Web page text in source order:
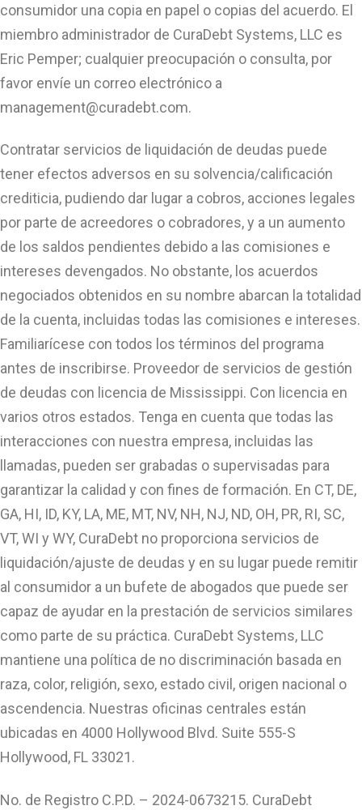
consumidor una copia en papel o copias del acuerdo. El
miembro administrador de CuraDebt Systems, LLC es
Eric Pemper; cualquier preocupación o consulta, por
favor envíe un correo electrónico a
management@curadebt.com.
Contratar servicios de liquidación de deudas puede
tener efectos adversos en su solvencia/calificación
crediticia, pudiendo dar lugar a cobros, acciones legales
por parte de acreedores o cobradores, y a un aumento
de los saldos pendientes debido a las comisiones e
intereses devengados. No obstante, los acuerdos
negociados obtenidos en su nombre abarcan la totalidad
de la cuenta, incluidas todas las comisiones e intereses.
Familiarícese con todos los términos del programa
antes de inscribirse. Proveedor de servicios de gestión
de deudas con licencia de Mississippi. Con licencia en
varios otros estados. Tenga en cuenta que todas las
interacciones con nuestra empresa, incluidas las
llamadas, pueden ser grabadas o supervisadas para
garantizar la calidad y con fines de formación. En CT, DE,
GA, HI, ID, KY, LA, ME, MT, NV, NH, NJ, ND, OH, PR, RI, SC,
VT, WI y WY, CuraDebt no proporciona servicios de
liquidación/ajuste de deudas y en su lugar puede remitir
al consumidor a un bufete de abogados que puede ser
capaz de ayudar en la prestación de servicios similares
como parte de su práctica. CuraDebt Systems, LLC
mantiene una política de no discriminación basada en
raza, color, religión, sexo, estado civil, origen nacional o
ascendencia. Nuestras oficinas centrales están
ubicadas en 4000 Hollywood Blvd. Suite 555-S
Hollywood, FL 33021.
No. de Registro C.P.D. – 2024-0673215. CuraDebt